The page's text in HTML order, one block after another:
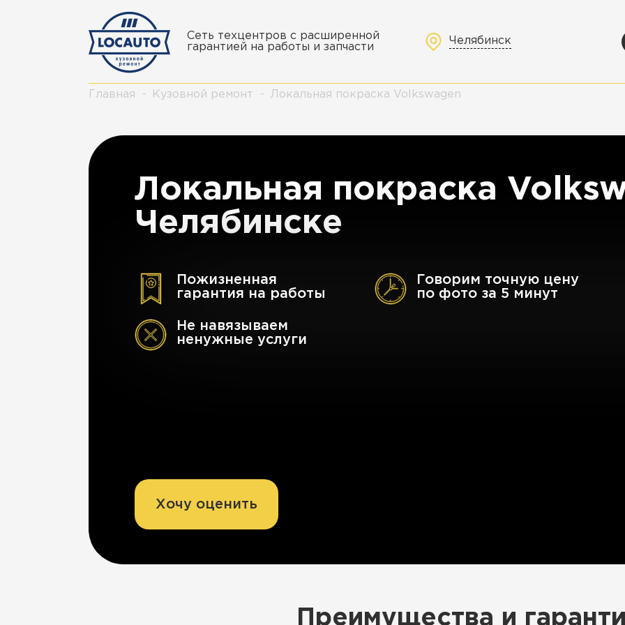
Сеть техцентров с расширенной
гарантией на работы и запчасти
Челябинск
Главная Кузовной ремонт Локальная покраска Volkswagen
Локальная покраска
Челябинске
Пожизненная
гарантия на работы
Говорим точную цену
по фото за 5 минут
Не навязываем
ненужные услуги
Хочу оценить
Преимущества и